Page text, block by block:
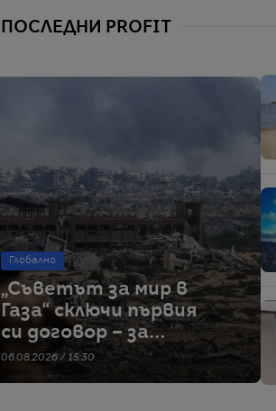
идеален
ПОСЛЕДНИ PROFIT
Глобално
„Съветът за мир в
Газа“ сключи първия
си договор – за
строителство на
06.08.2026 / 15:30